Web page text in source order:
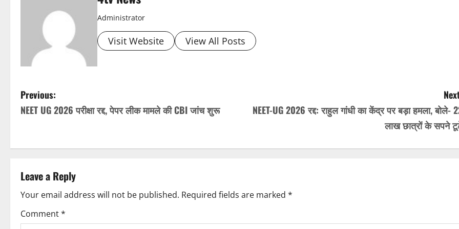
Administrator
Visit Website View All Posts
P
o
n
a
Previous:
NEET UG 2026 परीक्षा रद्द, पेपर लीक मामले की CBI जांच शुरू
NEET-UG 2026 रद्द: राहुल गांधी का केंद्र पर बड़ा हमला, बोले-
लाख छात्रों के सपने
Leave a Reply
Your email address will not be published. Required fields are marked *
Comment*